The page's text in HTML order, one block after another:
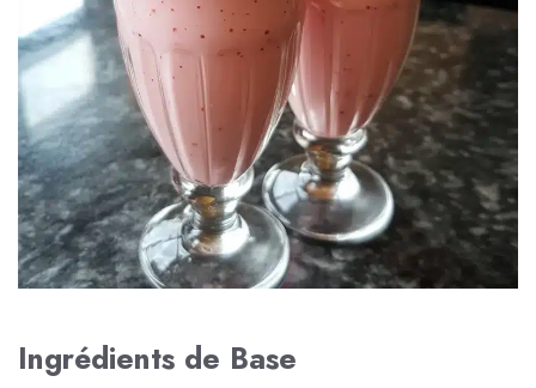
Ingrédients de Base